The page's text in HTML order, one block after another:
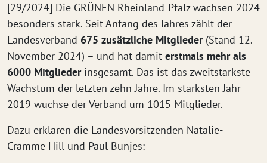
[29/2024] Die GRÜNEN Rheinland-Pfalz wachsen 2024
besonders stark. Seit Anfang des Jahres zählt der
Landesverband 675 zusätzliche Mitglieder(Stand 12.
November 2024) – und hat damit erstmals mehr als
6000 Mitglieder insgesamt. Das ist das zweitstärkste
Wachstum der letzten zehn Jahre. Im stärksten Jahr
2019 wuchse der Verband um 1015 Mitglieder.
Dazu erklären die Landesvorsitzenden Natalie-
Cramme Hill und Paul Bunjes: